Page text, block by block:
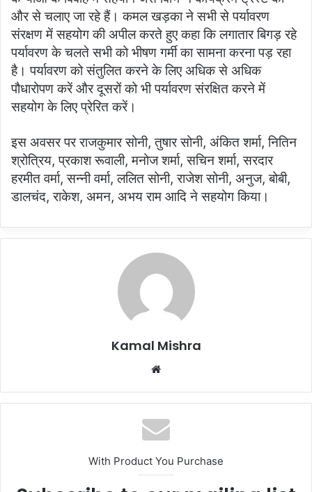
और से चलाए जा रहे हैं। कमल खड़का ने सभी से पर्यावरण
संरक्षण में सहयोग की अपील करते हुए कहा कि लगातार बिगड़ रहे
पर्यावरण के चलते सभी को भीषण गर्मी का सामना करना पड़ रहा
है। पर्यावरण को संतुलित करने के लिए अधिक से अधिक
पौधारोपण करें और दूसरों को भी पर्यावरण संरक्षित करने में
सहयोग के लिए प्रेरित करें।
इस अवसर पर राजकुमार सोनी, तुषार सोनी, अंकित शर्मा, नितिन
श्रोत्रिय, प्रकाश रूवाली, मनोज शर्मा, सचिन शर्मा, सरदार
हरमीत वर्मा, सन्नी वर्मा, ललित सोनी, राजेश सोनी, अनुज, बोबी,
डालचंद, राकेश, अमन, अभय राम आदि ने सहयोग किया।
Kamal Mishra
Website
With Product You Purchase